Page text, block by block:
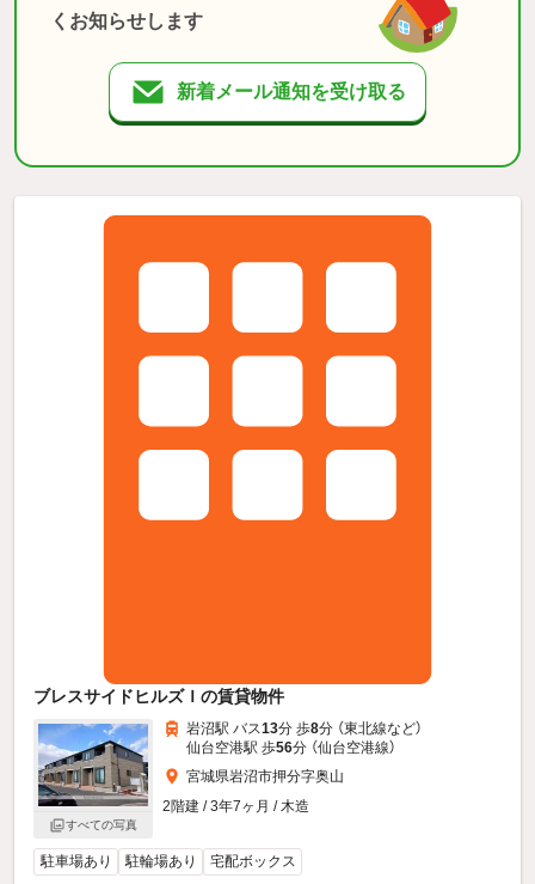
くお知らせします
新着メール通知を受け取る
ブレスサイドヒルズＩの賃貸物件
すべての写真
岩沼駅 バス13分 歩8分 （東北線など）
仙台空港駅 歩56分 （仙台空港線）
宮城県岩沼市押分字奥山
2階建 / 3年7ヶ月 / 木造
駐車場あり 駐輪場あり 宅配ボックス